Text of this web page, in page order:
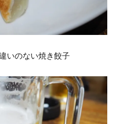
いのない焼き餃子